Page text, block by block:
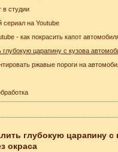
в студии
сериал на Youtube
- как покрасить капот
глубокую царапину с кузова
ржавые пороги на
глубокую царапину с
окраса